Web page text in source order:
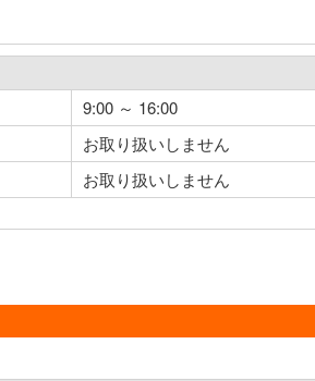
9:00 ～ 16:00
お取り扱いしません
お取り扱いしません